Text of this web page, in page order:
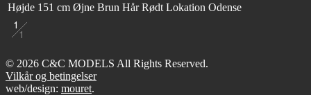
Højde 151 cm Øjne Brun HårRødt Lokation Odense
1
1
© 2026 C&C MODELS All Rights Reserved.
Vilkår og betingelser
web/design: mouret.